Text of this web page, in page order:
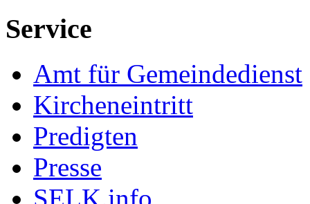
Service
Amt für Gemeindedienst
Kircheneintritt
Predigten
Presse
SELK.info